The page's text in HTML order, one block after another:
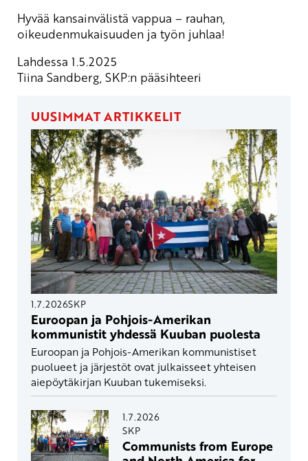
Hyvää kansainvälistä vappua – rauhan,
oikeudenmukaisuuden ja työn juhlaa!
Lahdessa 1.5.2025
Tiina Sandberg, SKP:n pääsihteeri
UUSIMMAT ARTIKKELIT
1.7.2026SKP
Euroopan ja Pohjois-Amerikan
kommunistit yhdessä Kuuban puolesta
Euroopan ja Pohjois-Amerikan kommunistiset
puolueet ja järjestöt ovat julkaisseet yhteisen
aiepöytäkirjan Kuuban tukemiseksi.
1.7.2026
SKP
Communists from Europe